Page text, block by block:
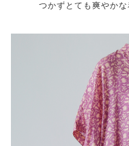
つかずとても爽やかな